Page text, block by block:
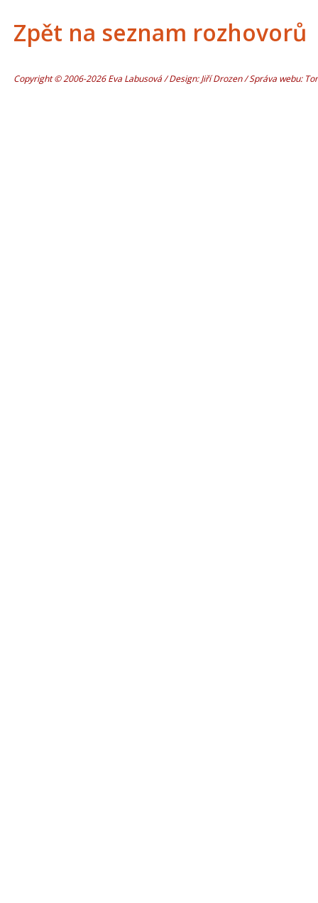
Zpět na seznam rozhovorů
Copyright © 2006-2026 Eva Labusová / Design: Jiří Drozen / Správa webu: